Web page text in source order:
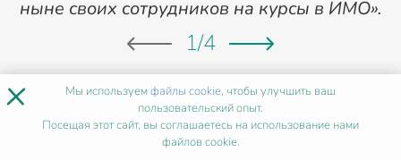
ныне своих сотрудников на курсы в ИМО».
1/4
ХОЧУ ТАК ЖЕ
× Мы используемфайлы cookie, чтобы улучшить ваш
пользовательский опыт.
Посещая этот сайт, вы соглашаетесь на использование нами
файлов cookie.